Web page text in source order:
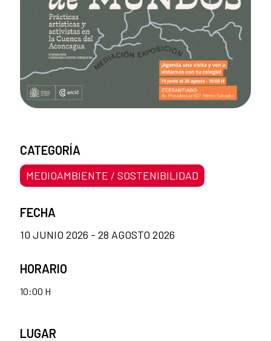
CATEGORÍA
MEDIOAMBIENTE / SOSTENIBILIDAD
FECHA
10 JUNIO 2026 - 28 AGOSTO 2026
HORARIO
10:00 H
LUGAR